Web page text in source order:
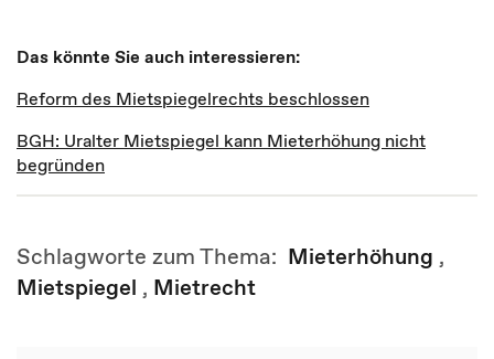
Das könnte Sie auch interessieren:
Reform des Mietspiegelrechts beschlossen
BGH: Uralter Mietspiegel kann Mieterhöhung nicht
begründen
Schlagworte zum Thema: Mieterhöhung ,
Mietspiegel , Mietrecht